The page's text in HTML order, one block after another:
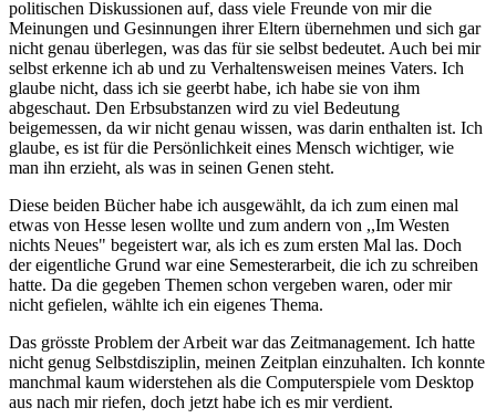
politischen Diskussionen auf, dass viele Freunde von mir die
Meinungen und Gesinnungen ihrer Eltern übernehmen und sich gar
nicht genau überlegen, was das für sie selbst bedeutet. Auch bei mir
selbst erkenne ich ab und zu Verhaltensweisen meines Vaters. Ich
glaube nicht, dass ich sie geerbt habe, ich habe sie von ihm
abgeschaut. Den Erbsubstanzen wird zu viel Bedeutung
beigemessen, da wir nicht genau wissen, was darin enthalten ist. Ich
glaube, es ist für die Persönlichkeit eines Mensch wichtiger, wie
man ihn erzieht, als was in seinen Genen steht.
Diese beiden Bücher habe ich ausgewählt, da ich zum einen mal
etwas von Hesse lesen wollte und zum andern von ,,Im Westen
nichts Neues" begeistert war, als ich es zum ersten Mal las. Doch
der eigentliche Grund war eine Semesterarbeit, die ich zu schreiben
hatte. Da die gegeben Themen schon vergeben waren, oder mir
nicht gefielen, wählte ich ein eigenes Thema.
Das grösste Problem der Arbeit war das Zeitmanagement. Ich hatte
nicht genug Selbstdisziplin, meinen Zeitplan einzuhalten. Ich konnte
manchmal kaum widerstehen als die Computerspiele vom Desktop
aus nach mir riefen, doch jetzt habe ich es mir verdient.